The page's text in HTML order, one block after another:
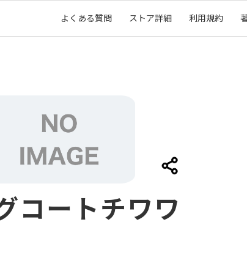
よくある質問 ストア詳細 利用規約
コートチワワ